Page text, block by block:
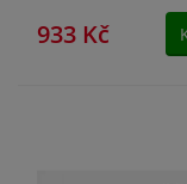
933 Kč